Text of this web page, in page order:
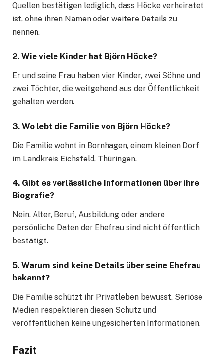
Quellen bestätigen lediglich, dass Höcke verheiratet
ist, ohne ihren Namen oder weitere Details zu
nennen.
2. Wie viele Kinder hat Björn Höcke?
Er und seine Frau haben vier Kinder, zwei Söhne und
zwei Töchter, die weitgehend aus der Öffentlichkeit
gehalten werden.
3. Wo lebt die Familie von Björn Höcke?
Die Familie wohnt in Bornhagen, einem kleinen Dorf
im Landkreis Eichsfeld, Thüringen.
4. Gibt es verlässliche Informationen über ihre
Biografie?
Nein. Alter, Beruf, Ausbildung oder andere
persönliche Daten der Ehefrau sind nicht öffentlich
bestätigt.
5. Warum sind keine Details über seine Ehefrau
bekannt?
Die Familie schützt ihr Privatleben bewusst. Seriöse
Medien respektieren diesen Schutz und
veröffentlichen keine ungesicherten Informationen.
Fazit